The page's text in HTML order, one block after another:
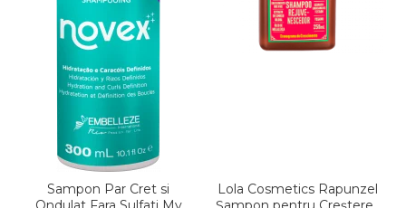
Sampon Par Cret si
Lola Cosmetics Rapunzel